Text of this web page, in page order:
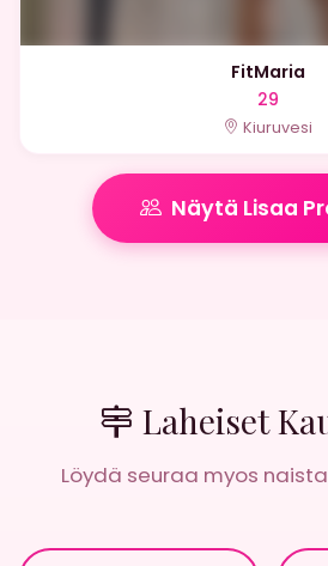
FitMaria
29
Kiuruvesi
Näytä Lisaa
Laheiset
Löydä seuraa myos